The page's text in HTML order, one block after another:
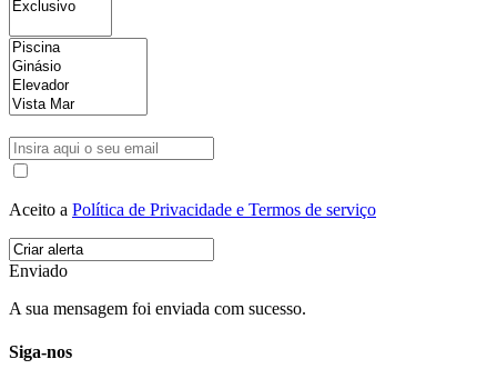
Aceito a Política de Privacidade e Termos de serviço
Enviado
A sua mensagem foi enviada com sucesso.
Siga-nos